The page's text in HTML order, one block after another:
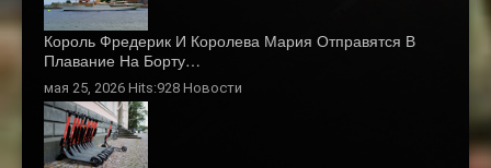
Король Фредерик И Королева Мария Отправятся В
Плавание На Борту…
мая 25, 2026 Hits:928 Новости